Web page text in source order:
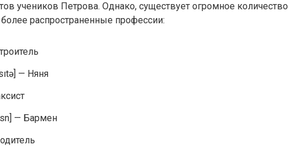
учеников Петрова. Однако, существует огромное количество
распространенные профессии:
— Няня
— Бармен